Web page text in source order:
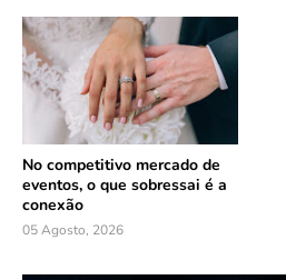
No competitivo mercado de
eventos, o que sobressai é a
conexão
05 Agosto, 2026